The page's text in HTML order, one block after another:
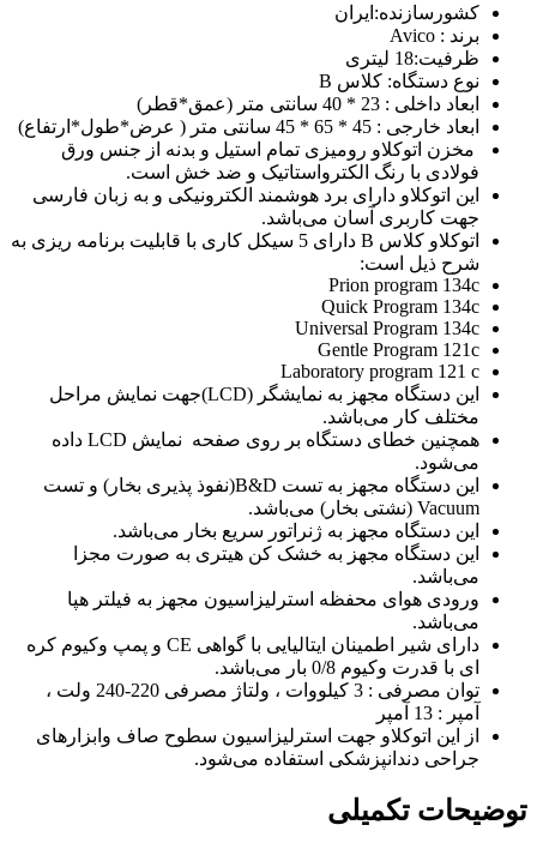
كشورسازنده:ایران
برند : Avico
ظرفيت:18 ليترى
نوع دستگاه: کلاس B
ابعاد داخلی : 23 * 40 سانتی متر (عمق*قطر)
ابعاد خارجی : 45 * 65 * 45 سانتی متر ( عرض*طول*ارتفاع)
مخزن اتوکلاو رومیزی تمام استیل و بدنه از جنس ورق
فولادی با رنگ الکترواستاتیک و ضد خش است.
این اتوکلاو دارای برد هوشمند الکترونیکی و به زبان فارسی
جهت کاربری آسان می‌باشد.
اتوکلاو کلاس B دارای 5 سیکل کاری با قابلیت برنامه ریزی به
شرح ذیل است:
Prion program 134c
Quick Program 134c
Universal Program 134c
Gentle Program 121c
Laboratory program 121 c
این دستگاه مجهز به نمایشگر (LCD)جهت نمایش مراحل
مختلف کار می‌باشد.
همچنین خطای دستگاه بر روی صفحه نمایش LCD داده
می‌شود.
این دستگاه مجهز به تست B&D(نفوذ پذیری بخار) و تست
Vacuum (نشتی بخار) می‌باشد.
این دستگاه مجهز به ژنراتور سریع بخار می‌باشد.
این دستگاه مجهز به خشک کن هیتری به صورت مجزا
می‌باشد.
ورودی هوای محفظه استرلیزاسیون مجهز به فیلتر هپا
می‌باشد.
دارای شیر اطمینان ایتالیایی با گواهی CE و پمپ وکیوم کره
ای با قدرت وکیوم 0/8 بار می‌باشد.
توان مصرفی : 3 کیلووات ، ولتاژ مصرفی 220-240 ولت ،
آمپر : 13 آمپر
از این اتوکلاو جهت استرلیزاسیون سطوح صاف وابزارهای
جراحی دندانپزشکی استفاده می‌شود.
توضیحات تکمیلی